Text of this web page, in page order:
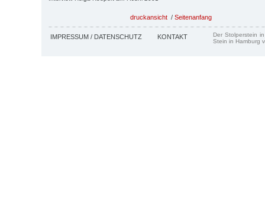
druckansicht / Seitenanfang
IMPRESSUM / DATENSCHUTZ KONTAKT
Der Stolperstein
Stein in Hamburg